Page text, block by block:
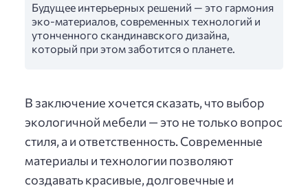
Будущее интерьерных решений — это гармония
эко-материалов, современных технологий и
утонченного скандинавского дизайна,
который при этом заботится о планете.
В заключение хочется сказать, что выбор
экологичной мебели — это не только вопрос
стиля, а и ответственность. Современные
материалы и технологии позволяют
создавать красивые, долговечные и